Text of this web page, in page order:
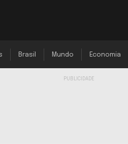
Brasil Mundo Economia